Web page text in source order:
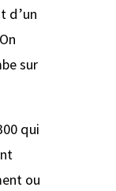
d’un
sur
qui
ou